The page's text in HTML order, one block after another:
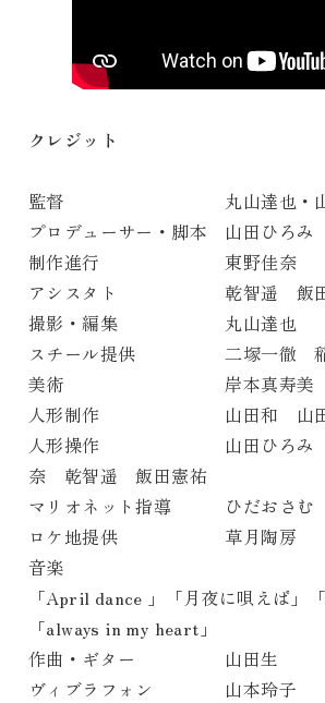
クレジット
監督 丸山達也・山田
プロデューサー・脚本
制作進行 東野佳奈
アシスタト 乾智遥 飯田
撮影・編集 丸山達也
スチール提供 二塚一徹 稲
美術 岸本真寿美 山
人形制作 山田和 山田
人形操作 山田ひろみ 岸
奈 乾智遥 飯田憲祐
マリオネット指導 ひだおさむ
ロケ地提供 草月陶房
音楽
「April dance 」「月夜に唄えば」
「always in my heart」
作曲・ギター 山田生
ヴィブラフォン 山本玲子